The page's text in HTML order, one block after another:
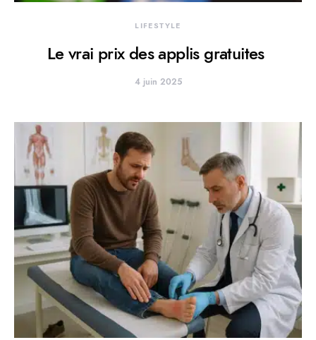
LIFESTYLE
Le vrai prix des applis gratuites
4 juin 2025